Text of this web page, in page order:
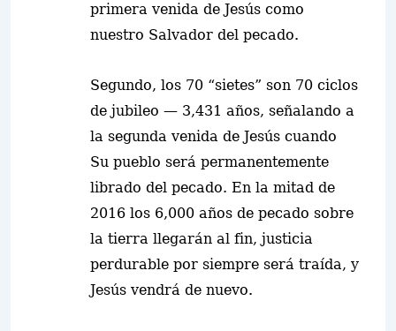
primera venida de Jesús como
nuestro Salvador del pecado.
Segundo, los 70 “sietes” son 70 ciclos
de jubileo — 3,431 años, señalando a
la segunda venida de Jesús cuando
Su pueblo será permanentemente
librado del pecado. En la mitad de
2016 los 6,000 años de pecado sobre
la tierra llegarán al fin, justicia
perdurable por siempre será traída, y
Jesús vendrá de nuevo.